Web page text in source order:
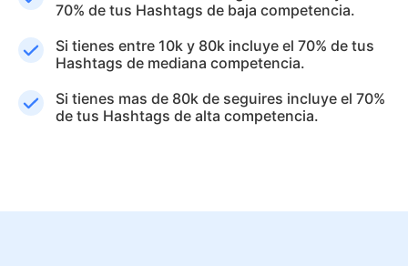
70% de tus Hashtags de baja competencia.
Si tienes entre 10k y 80k incluye el 70% de tus
Hashtags de mediana competencia.
Si tienes mas de 80k de seguires incluye el 70%
de tus Hashtags de alta competencia.